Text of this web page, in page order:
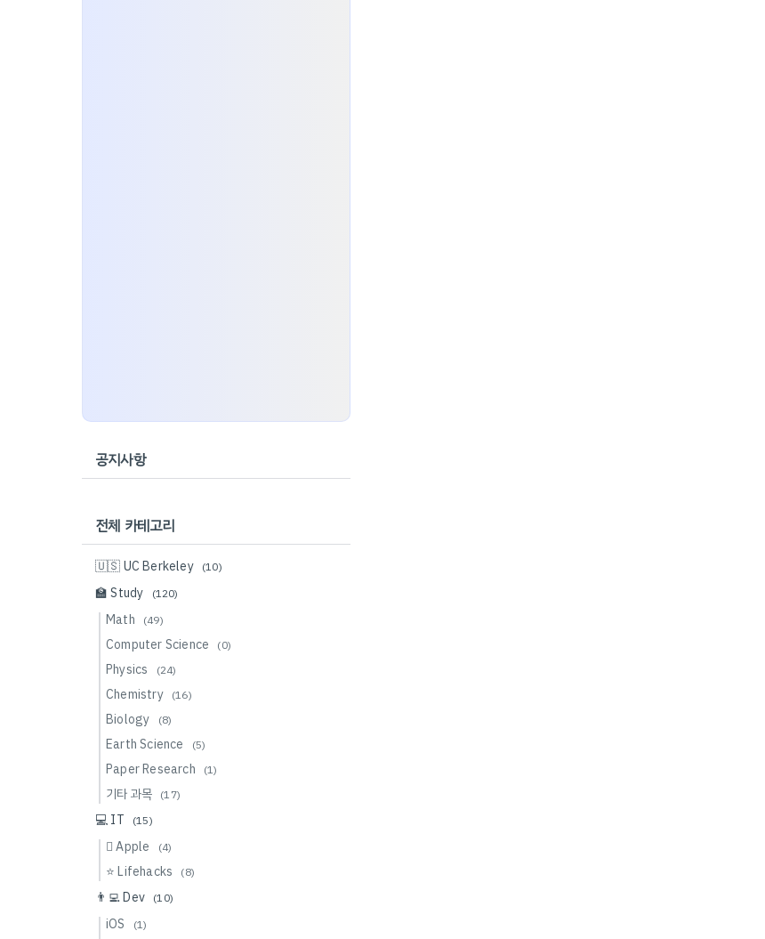
공지사항
전체 카테고리
🇺🇸 UC Berkeley (10)
🏫 Study (120)
Math (49)
Computer Science (0)
Physics (24)
Chemistry (16)
Biology (8)
Earth Science (5)
Paper Research (1)
기타 과목 (17)
💻 IT (15)
 Apple (4)
⭐️ Lifehacks (8)
👨‍💻 Dev (10)
iOS (1)